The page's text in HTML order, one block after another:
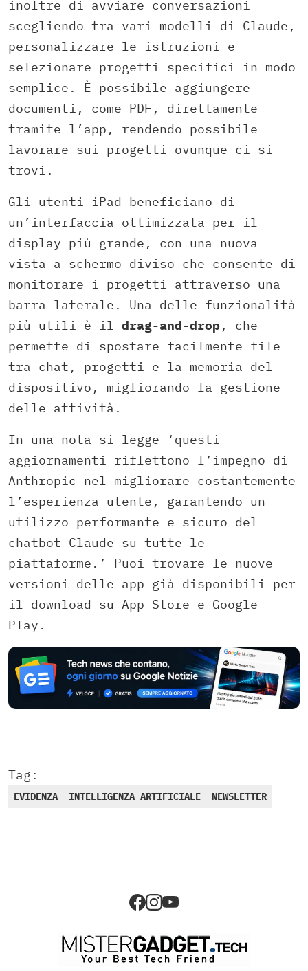
inoltre di avviare conversazioni
scegliendo tra vari modelli di Claude,
personalizzare le istruzioni e
selezionare progetti specifici in modo
semplice. È possibile aggiungere
documenti, come PDF, direttamente
tramite l’app, rendendo possibile
lavorare sui progetti ovunque ci si
trovi.
Gli utenti iPad beneficiano di
un’interfaccia ottimizzata per il
display più grande, con una nuova
vista a schermo diviso che consente di
monitorare i progetti attraverso una
barra laterale. Una delle funzionalità
più utili è il drag-and-drop , che
permette di spostare facilmente file
tra chat, progetti e la memoria del
dispositivo, migliorando la gestione
delle attività.
In una nota si legge ‘questi
aggiornamenti riflettono l’impegno di
Anthropic nel migliorare costantemente
l’esperienza utente, garantendo un
utilizzo performante e sicuro del
chatbot Claude su tutte le
piattaforme.’ Puoi trovare le nuove
versioni delle app già disponibili per
il download su App Store e Google
Play.
Tag:
EVIDENZA INTELLIGENZA ARTIFICIALE NEWSLETTER